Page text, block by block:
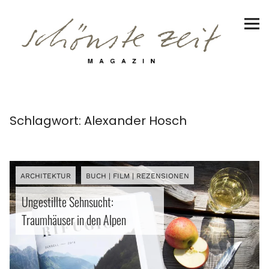
Reiseziele
Genuss
Erlebnisse
FacebookInstagramPinterestBlueskyThreads
Schlagwort:Alexander Hosch
ARCHITEKTUR BUCH | FILM | REZENSIONEN
Ungestillte Sehnsucht:
Traumhäuser in den Alpen